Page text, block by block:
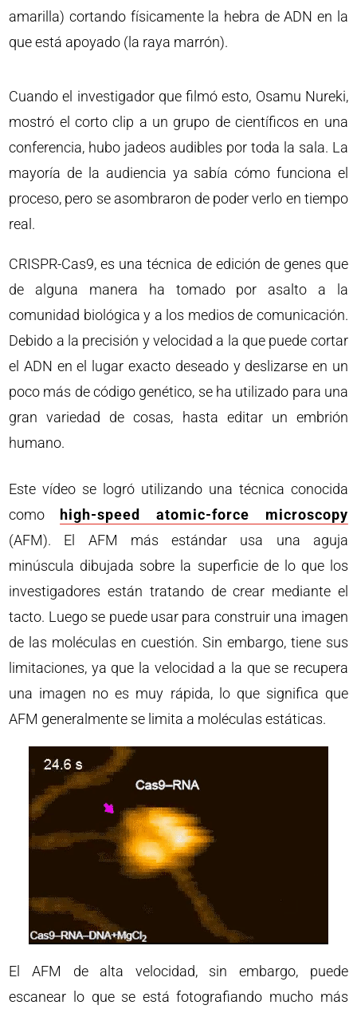
amarilla) cortando físicamente la hebra de ADN en la
que está apoyado (la raya marrón).
Cuando el investigador que filmó esto, Osamu Nureki,
mostró el corto clip a un grupo de científicos en una
conferencia, hubo jadeos audibles por toda la sala. La
mayoría de la audiencia ya sabía cómo funciona el
proceso, pero se asombraron de poder verlo en tiempo
real.
CRISPR-Cas9, es una técnica de edición de genes que
de alguna manera ha tomado por asalto a la
comunidad biológica y a los medios de comunicación.
Debido a la precisión y velocidad a la que puede cortar
el ADN en el lugar exacto deseado y deslizarse en un
poco más de código genético, se ha utilizado para una
gran variedad de cosas, hasta editar un embrión
humano.
Este vídeo se logró utilizando una técnica conocida
como
high-speed atomic-force microscopy
(AFM). El AFM más estándar usa una aguja
minúscula dibujada sobre la superficie de lo que los
investigadores están tratando de crear mediante el
tacto. Luego se puede usar para construir una imagen
de las moléculas en cuestión. Sin embargo, tiene sus
limitaciones, ya que la velocidad a la que se recupera
una imagen no es muy rápida, lo que significa que
AFM generalmente se limita a moléculas estáticas.
El AFM de alta velocidad, sin embargo, puede
escanear lo que se está fotografiando mucho más